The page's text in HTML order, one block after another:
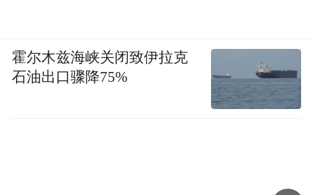
霍尔木兹海峡关闭致伊拉克
石油出口骤降75%